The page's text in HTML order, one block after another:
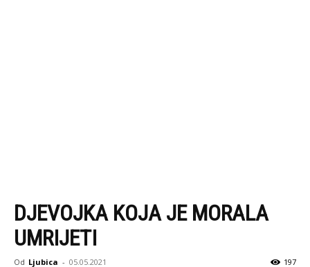
DJEVOJKA KOJA JE MORALA
UMRIJETI
Od Ljubica - 05.05.2021 197